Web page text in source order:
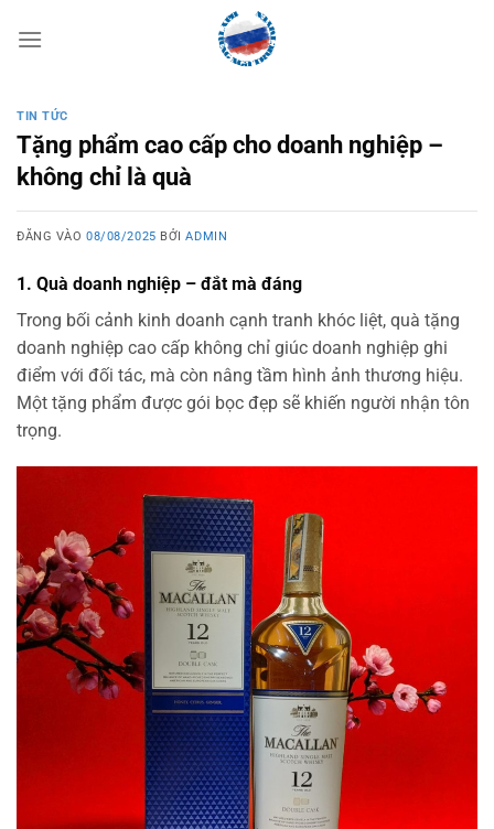
qua
TIN TỨC
Tặng phẩm cao cấp cho doanh nghiệp –
không chỉ là quà
ĐĂNG VÀO08/08/2025 BỞIADMIN
1. Quà doanh nghiệp – đắt mà đáng
Trong bối cảnh kinh doanh cạnh tranh khóc liệt, quà tặng
doanh nghiệp cao cấp không chỉ giúc doanh nghiệp ghi
điểm với đối tác, mà còn nâng tầm hình ảnh thương hiệu.
Một tặng phẩm được gói bọc đẹp sẽ khiến người nhận tôn
trọng.